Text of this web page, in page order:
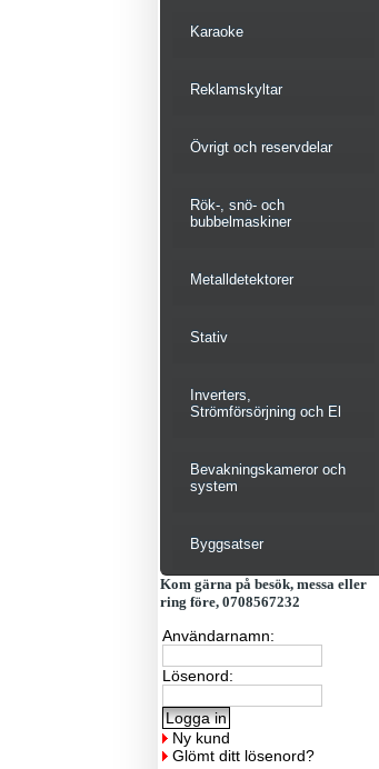
Karaoke
Reklamskyltar
Övrigt och reservdelar
Rök-, snö- och
bubbelmaskiner
Metalldetektorer
Stativ
Inverters,
Strömförsörjning och El
Bevakningskameror och
system
Byggsatser
Kom gärna på besök, messa eller
ring före, 0708567232
Användarnamn:
Lösenord:
Ny kund
Glömt ditt lösenord?